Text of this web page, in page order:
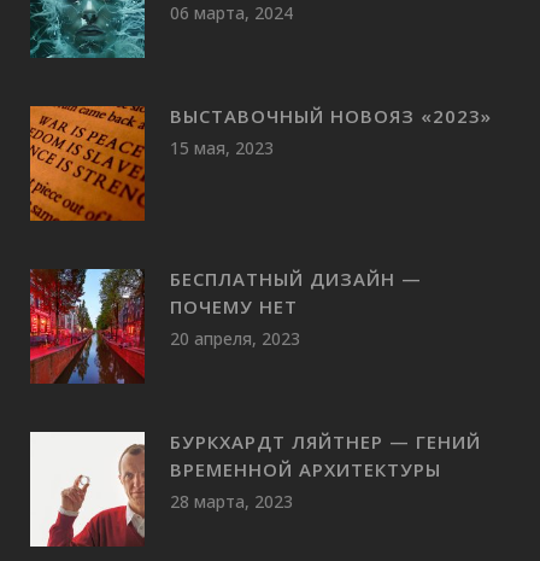
06 марта, 2024
ВЫСТАВОЧНЫЙ НОВОЯЗ «2023»
15 мая, 2023
БЕСПЛАТНЫЙ ДИЗАЙН —
ПОЧЕМУ НЕТ
20 апреля, 2023
БУРКХАРДТ ЛЯЙТНЕР — ГЕНИЙ
ВРЕМЕННОЙ АРХИТЕКТУРЫ
28 марта, 2023